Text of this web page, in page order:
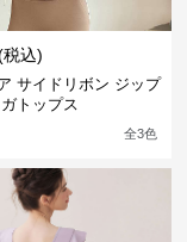
税込)
サイドリボン ジップ
トップス
全3色